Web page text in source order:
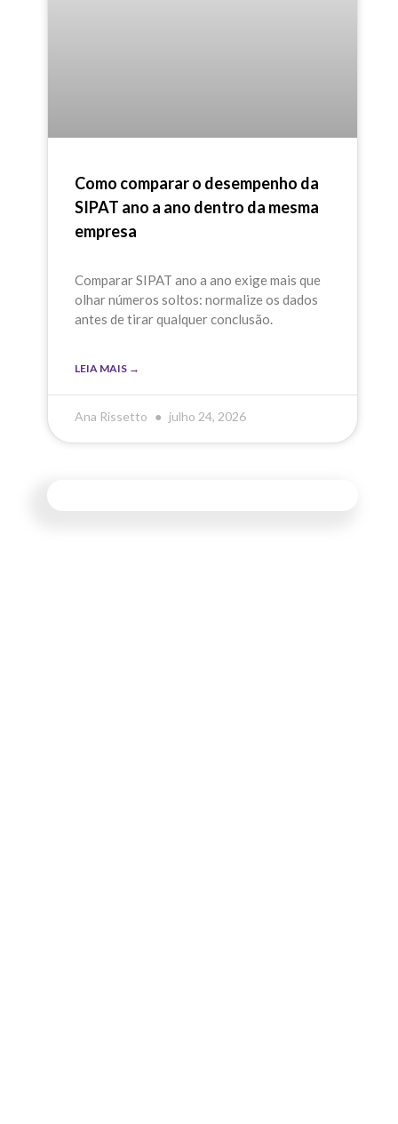
Como comparar o desempenho da
SIPAT ano a ano dentro da mesma
empresa
Comparar SIPAT ano a ano exige mais que
olhar números soltos: normalize os dados
antes de tirar qualquer conclusão.
LEIA MAIS →
Ana Rissetto julho 24, 2026